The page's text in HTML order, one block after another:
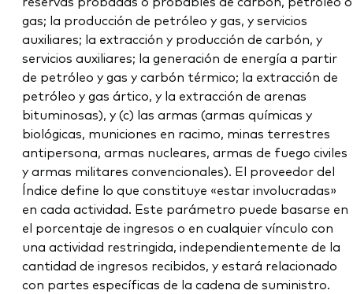
gas; la producción de petróleo y gas, y servicios
auxiliares; la extracción y producción de carbón, y
servicios auxiliares; la generación de energía a partir
de petróleo y gas y carbón térmico; la extracción de
petróleo y gas ártico, y la extracción de arenas
bituminosas), y (c) las armas (armas químicas y
biológicas, municiones en racimo, minas terrestres
antipersona, armas nucleares, armas de fuego civiles
y armas militares convencionales). El proveedor del
Índice define lo que constituye «estar involucradas»
en cada actividad. Este parámetro puede basarse en
el porcentaje de ingresos o en cualquier vínculo con
una actividad restringida, independientemente de la
cantidad de ingresos recibidos, y estará relacionado
con partes específicas de la cadena de suministro.